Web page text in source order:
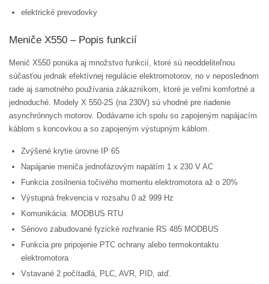
elektrické prevodovky
Meniče X550 – Popis funkcií
Menič X550 ponúka aj množstvo funkcií, ktoré sú neoddeliteľnou
súčasťou jednak efektívnej regulácie elektromotorov, no v neposlednom
rade aj samotného používania zákazníkom, ktoré je veľmi komfortné a
jednoduché. Modely X 550-2S (na 230V) sú vhodné pre riadenie
asynchrónnych motorov. Dodávame ich spolu so zapojeným napájacím
káblom s koncovkou a so zapojeným výstupným káblom.
Zvýšené krytie úrovne IP 65
Napájanie meniča jednofázovým napätím 1 x 230 V AC
Funkcia zosilnenia točivého momentu elektromotora až o 20%
Výstupná frekvencia v rozsahu 0 až 999 Hz
Komunikácia: MODBUS RTU
Sériovo zabudované fyzické rozhranie RS 485 MODBUS
Funkcia pre pripojenie PTC ochrany alebo termokontaktu
elektromotora
Vstavané 2 počítadlá, PLC, AVR, PID, atď.